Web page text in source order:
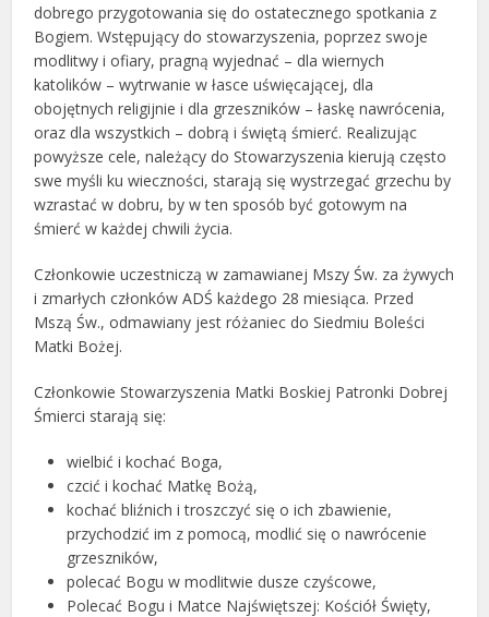
dobrego przygotowania się do ostatecznego spotkania z
Bogiem. Wstępujący do stowarzyszenia, poprzez swoje
modlitwy i ofiary, pragną wyjednać – dla wiernych
katolików – wytrwanie w łasce uświęcającej, dla
obojętnych religijnie i dla grzeszników – łaskę nawrócenia,
oraz dla wszystkich – dobrą i świętą śmierć. Realizując
powyższe cele, należący do Stowarzyszenia kierują często
swe myśli ku wieczności, starają się wystrzegać grzechu by
wzrastać w dobru, by w ten sposób być gotowym na
śmierć w każdej chwili życia.
Członkowie uczestniczą w zamawianej Mszy Św. za żywych
i zmarłych członków ADŚ każdego 28 miesiąca. Przed
Mszą Św., odmawiany jest różaniec do Siedmiu Boleści
Matki Bożej.
Członkowie Stowarzyszenia Matki Boskiej Patronki Dobrej
Śmierci starają się:
wielbić i kochać Boga,
czcić i kochać Matkę Bożą,
kochać bliźnich i troszczyć się o ich zbawienie,
przychodzić im z pomocą, modlić się o nawrócenie
grzeszników,
polecać Bogu w modlitwie dusze czyścowe,
Polecać Bogu i Matce Najświętszej: Kościół Święty,